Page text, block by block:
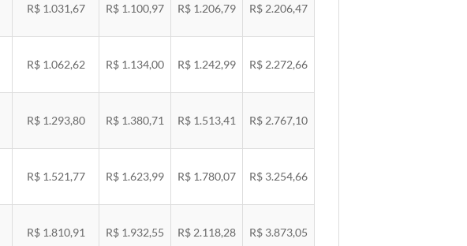
R$ 1.031,67 R$ 1.100,97 R$ 1.206,79 R$ 2.206,47
R$ 1.062,62 R$ 1.134,00 R$ 1.242,99 R$ 2.272,66
R$ 1.293,80 R$ 1.380,71 R$ 1.513,41 R$ 2.767,10
R$ 1.521,77 R$ 1.623,99 R$ 1.780,07 R$ 3.254,66
R$ 1.810,91 R$ 1.932,55 R$ 2.118,28 R$ 3.873,05